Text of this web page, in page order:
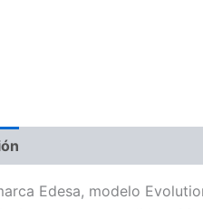
Edesa, modelo